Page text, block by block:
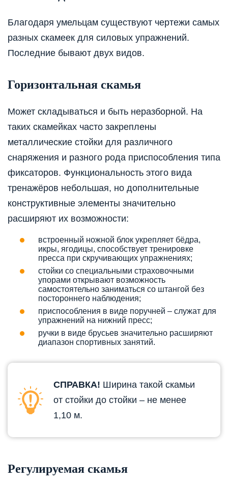
Благодаря умельцам существуют чертежи самых
разных скамеек для силовых упражнений.
Последние бывают двух видов.
Горизонтальная скамья
Может складываться и быть неразборной. На
таких скамейках часто закреплены
металлические стойки для различного
снаряжения и разного рода приспособления типа
фиксаторов. Функциональность этого вида
тренажёров небольшая, но дополнительные
конструктивные элементы значительно
расширяют их возможности:
встроенный ножной блок укрепляет бёдра,
икры, ягодицы, способствует тренировке
пресса при скручивающих упражнениях;
стойки со специальными страховочными
упорами открывают возможность
самостоятельно заниматься со штангой без
постороннего наблюдения;
приспособления в виде поручней – служат для
упражнений на нижний пресс;
ручки в виде брусьев значительно расширяют
диапазон спортивных занятий.
СПРАВКА! Ширина такой скамьи
от стойки до стойки – не менее
1,10 м.
Регулируемая скамья